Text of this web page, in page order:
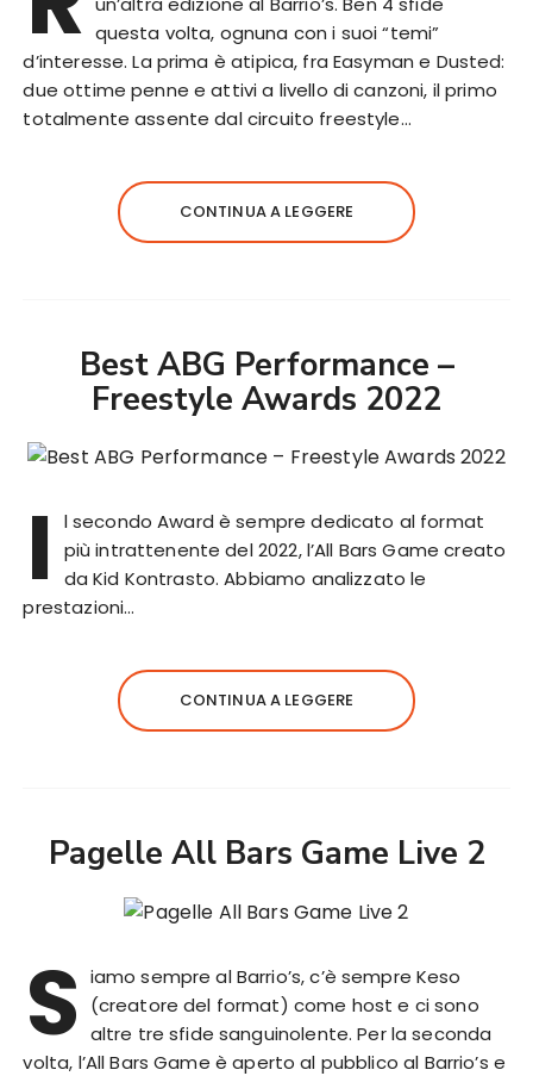
questa volta, ognuna con i suoi “temi”
d’interesse. La prima è atipica, fra Easyman e Dusted:
due ottime penne e attivi a livello di canzoni, il primo
totalmente assente dal circuito freestyle…
CONTINUA A LEGGERE
Best ABG Performance –
Freestyle Awards 2022
I
l secondo Award è sempre dedicato al format
più intrattenente del 2022, l’All Bars Game creato
da Kid Kontrasto. Abbiamo analizzato le
prestazioni…
CONTINUA A LEGGERE
Pagelle All Bars Game Live 2
S iamo sempre al Barrio’s, c’è sempre Keso
(creatore del format) come host e ci sono
altre tre sfide sanguinolente. Per la seconda
volta, l’All Bars Game è aperto al pubblico al Barrio’s e